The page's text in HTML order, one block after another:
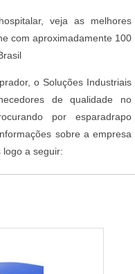
veja as melhores
com aproximadamente 100
o Soluções Industriais
de qualidade no
por esparadrapo
sobre a empresa
logo a seguir: